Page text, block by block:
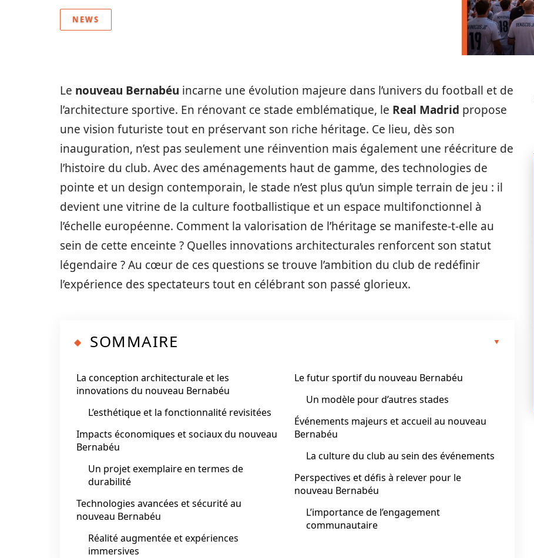
NEWS
Le nouveau Bernabéu incarne une évolution majeure dans l’univers du football et de
l’architecture sportive. En rénovant ce stade emblématique, le Real Madrid propose
une vision futuriste tout en préservant son riche héritage. Ce lieu, dès son
inauguration, n’est pas seulement une réinvention mais également une réécriture de
l’histoire du club. Avec des aménagements haut de gamme, des technologies de
pointe et un design contemporain, le stade n’est plus qu’un simple terrain de jeu : il
devient une vitrine de la culture footballistique et un espace multifonctionnel à
l’échelle européenne. Comment la valorisation de l’héritage se manifeste-t-elle au
sein de cette enceinte ? Quelles innovations architecturales renforcent son statut
légendaire ? Au cœur de ces questions se trouve l’ambition du club de redéfinir
l’expérience des spectateurs tout en célébrant son passé glorieux.
SOMMAIRE
La conception architecturale et les
innovations du nouveau Bernabéu
L’esthétique et la fonctionnalité revisitées
Impacts économiques et sociaux du nouveau
Bernabéu
Un projet exemplaire en termes de
durabilité
Technologies avancées et sécurité au
nouveau Bernabéu
Réalité augmentée et expériences
immersives
Le futur sportif du nouveau Bernabéu
Un modèle pour d’autres stades
Événements majeurs et accueil au nouveau
Bernabéu
La culture du club au sein des événements
Perspectives et défis à relever pour le
nouveau Bernabéu
L’importance de l’engagement
communautaire